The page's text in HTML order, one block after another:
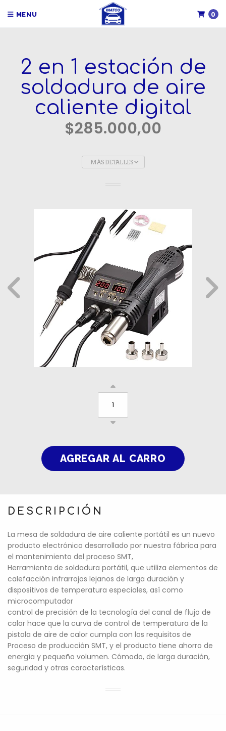
MENU 0
2 en 1 estación de
soldadura de aire
caliente digital
$285.000,00
MÁS DETALLES
DESCRIPCIÓN
La mesa de soldadura de aire caliente portátil es un nuevo
producto electrónico desarrollado por nuestra fábrica para
el mantenimiento del proceso SMT,
Herramienta de soldadura portátil, que utiliza elementos de
calefacción infrarrojos lejanos de larga duración y
dispositivos de temperatura especiales, así como
microcomputador
control de precisión de la tecnología del canal de flujo de
calor hace que la curva de control de temperatura de la
pistola de aire de calor cumpla con los requisitos de
Proceso de producción SMT, y el producto tiene ahorro de
energía y pequeño volumen. Cómodo, de larga duración,
seguridad y otras características.